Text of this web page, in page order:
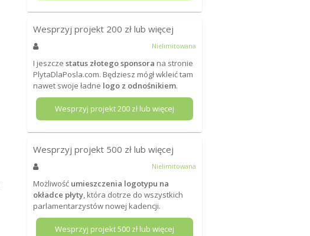
Wesprzyj projekt 200 zł lub więcej
Nielimitowana
I jeszczestatus złotego sponsora na stronie
PlytaDlaPosla.com. Będziesz mógł wkleić tam
nawet swoje ładne logo z odnośnikiem.
Wesprzyj projekt200zł lub więcej
Wesprzyj projekt 500 zł lub więcej
Nielimitowana
Możliwość umieszczenia logotypu na
okładce płyty, która dotrze do wszystkich
parlamentarzystów nowej kadencji.
Wesprzyj projekt500zł lub więcej